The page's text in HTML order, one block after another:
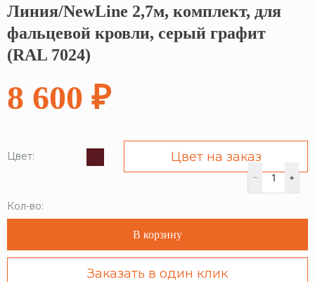
Линия/NewLine 2,7м, комплект, для
фальцевой кровли, серый графит
(RAL 7024)
8 600 ₽
Цвет: Цвет на заказ
Кол-во:
В корзину
Заказать в один клик